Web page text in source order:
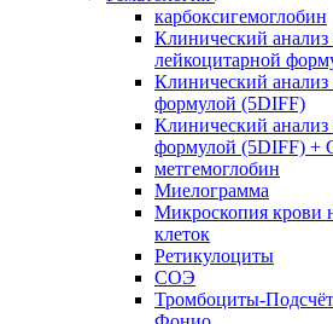
карбоксигемоглобин
Клинический анализ
лейкоцитарной
Клинический анализ
формулой (5DIFF)
Клинический анализ
формулой (5DIFF) +
метгемоглобин
Миелограмма
Микроскопия крови
клеток
Ретикулоциты
СОЭ
Тромбоциты-